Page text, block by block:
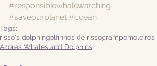
#responsiblewhalewatching
#saveourplanet #ocean
Tags:
risso's dolphingolfinhos de rissogrampomoleiros
Azores Whales and Dolphins